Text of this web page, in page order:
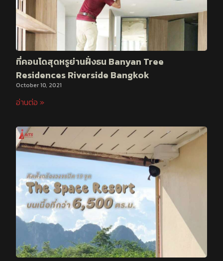
ที่คอนโดสุดหรูย่านฝั่งธน Banyan Tree
Residences Riverside Bangkok
October 10, 2021
อ่านต่อ »